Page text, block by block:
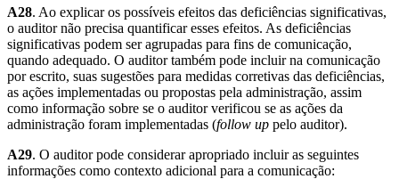
A28. Ao explicar os possíveis efeitos das deficiências significativas,
o auditor não precisa quantificar esses efeitos. As deficiências
significativas podem ser agrupadas para fins de comunicação,
quando adequado. O auditor também pode incluir na comunicação
por escrito, suas sugestões para medidas corretivas das deficiências,
as ações implementadas ou propostas pela administração, assim
como informação sobre se o auditor verificou se as ações da
administração foram implementadas (follow up pelo auditor).
A29. O auditor pode considerar apropriado incluir as seguintes
informações como contexto adicional para a comunicação: